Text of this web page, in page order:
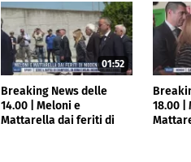
01:52
Breaking News delle
14.00 | Meloni e
Mattarella dai feriti di
18.00 |